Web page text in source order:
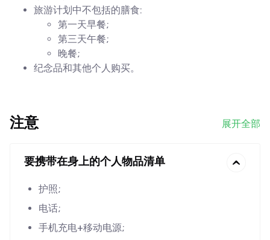
旅游计划中不包括的膳食:
第一天早餐;
第三天午餐;
晚餐;
纪念品和其他个人购买。
注意 展开全部
要携带在身上的个人物品清单
护照;
电话;
手机充电+移动电源;